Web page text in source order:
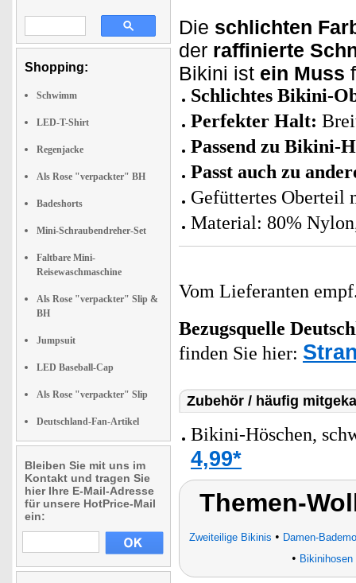
Shopping:
Schwimm
LED-T-Shirt
Regenjacke
Als Rose "verpackter" BH
Badeshorts
Mini-Schraubendreher-Set
Faltbare Mini-
Reisewaschmaschine
Als Rose "verpackter" Slip &
BH
Jumpsuit
LED Baseball-Cap
Als Rose "verpackter" Slip
Deutschland-Fan-Artikel
Bleiben Sie mit uns im
Kontakt und tragen Sie
hier Ihre E-Mail-Adresse
für unsere HotPrice-Mail
ein:
Die schlichten
der raffinierte
Bikini ist ein Muss
Schlichtes Bikini-
Perfekter Halt:
Passend zu Bikini-
Passt auch zu
Gefüttertes Oberteil
Material: 80%
Vom Lieferanten
Bezugsquelle
finden Sie hier:
Zubehör / häufig
Bikini-Höschen,
4,99*
Themen-
Zweiteilige Bikinis • Damen-
• Bikinihosen